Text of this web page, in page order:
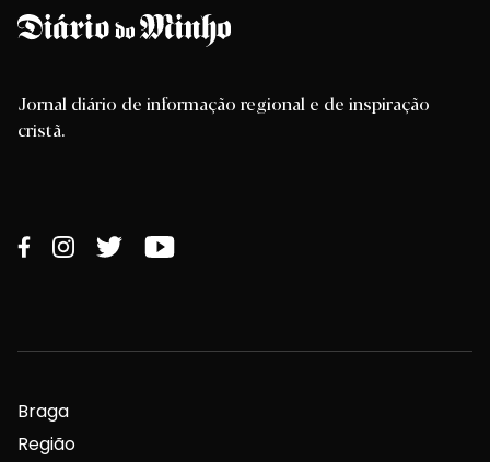
Jornal diário de informação regional e de inspiração
cristã.
Braga
Região